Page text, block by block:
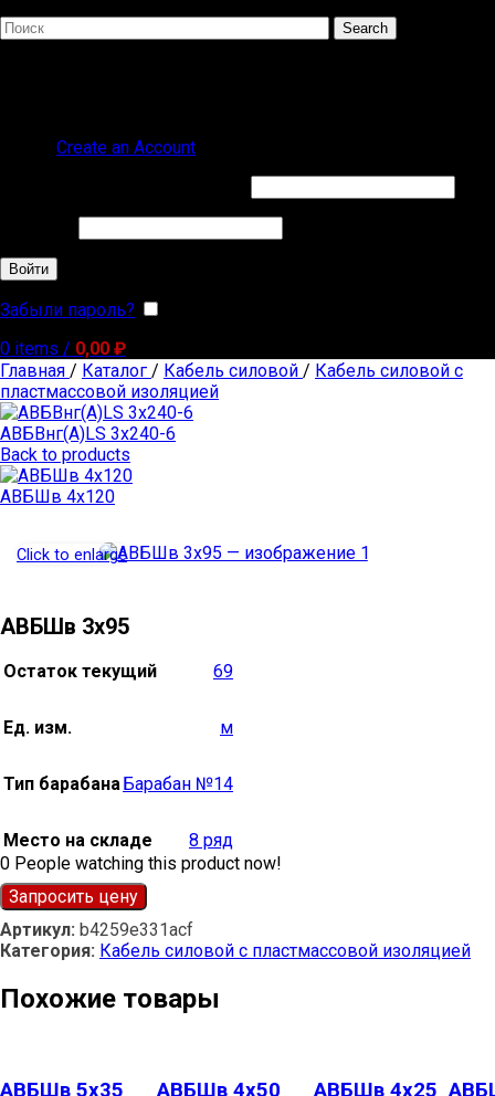
Search
Create an Account
Войти
Забыли пароль?
0 items / 0,00 ₽
Главная / Каталог / Кабель силовой / Кабель силовой с
пластмассовой изоляцией
АВБВнг(А)LS 3х240-6
Back to products
АВБШв 4х120
Click to enlarge
АВБШв 3х95
Остаток текущий 69
Ед. изм. м
Тип барабана Барабан №14
Место на складе
8 ряд
0 People watching this product now!
Запросить цену
Артикул: b4259e331acf
Категория: Кабель силовой с пластмассовой изоляцией
Похожие товары
АВБШв 5х35 АВБШв 4х50 АВБШв 4х25